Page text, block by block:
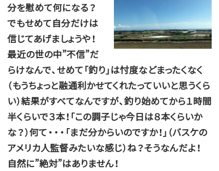
分を慰めて何になる？
でもせめて自分だけは
信じてあげましょうや！
最近の世の中”不信”だ
らけなんで、せめて「釣り」は忖度などまったくなく
（もうちょっと融通利かせてくれたっていいと思うくら
い）結果がすべてなんですが、釣り始めてから１時間
半くらいで３本！「この調子じゃ今日は８本くらいか
な？）何て・・・「まだ分からいのですか！」（バスケの
アメリカ人監督みたいな感じ）ね？そうなんだよ！
自然に”絶対”はありません！